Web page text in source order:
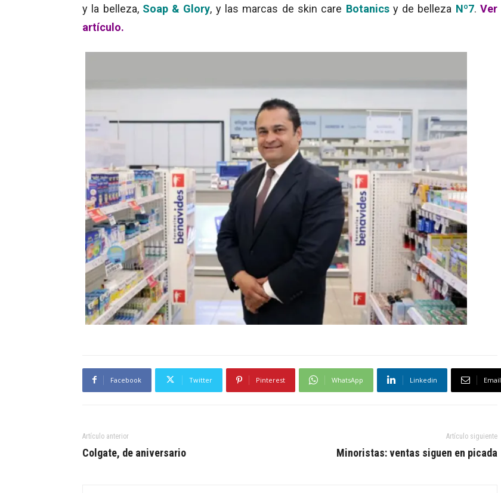
y la belleza, Soap & Glory, y las marcas de skin care Botanicsy de belleza Nº7.Ver
artículo.
Facebook Twitter Pinterest WhatsApp Linkedin Email
Artículo anterior
Colgate, de aniversario
Artículo siguiente
Minoristas: ventas siguen en picada